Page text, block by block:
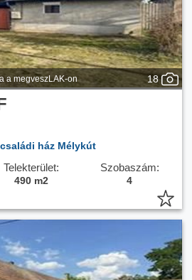
a megveszLAK-on 18
ház Mélykút
Telekterület: Szobaszám:
490 m2 4